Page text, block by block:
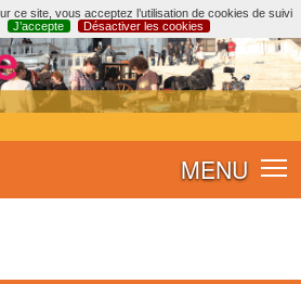
ce site, vous acceptez l’utilisation de cookies de suivi
J’accepte Désactiver les cookies
MENU